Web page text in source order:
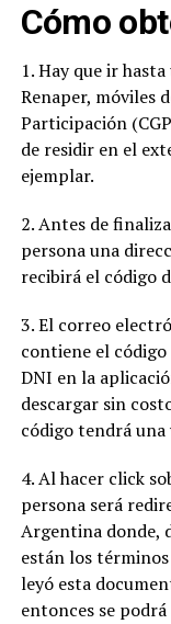
Cómo
1. Hay que ir
Renaper, móviles
Participación
de residir en el
ejemplar.
2. Antes de
persona una
recibirá el código
3. El correo
contiene el código
DNI en la
descargar sin
código tendrá una
4. Al hacer click
persona será
Argentina donde,
están los términos
leyó esta
entonces se